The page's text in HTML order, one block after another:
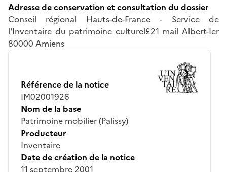
Adresse de conservation et consultation du dossier
Conseil régional Hauts-de-France - Service de
l'Inventaire du patrimoine culturel£21 mail Albert-Ier
80000 Amiens
Référence de la notice
IM02001926
Nom de la base
Patrimoine mobilier (Palissy)
Producteur
Inventaire
Date de création de la notice
11 septembre 2001